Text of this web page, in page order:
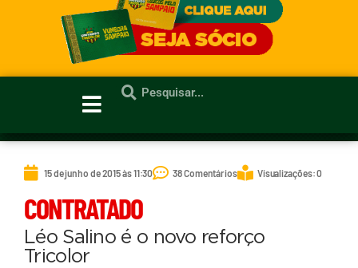
15 de junho de 2015 às 11:30 38 Comentários Visualizações: 0
CONTRATADO
Léo Salino é o novo reforço
Tricolor